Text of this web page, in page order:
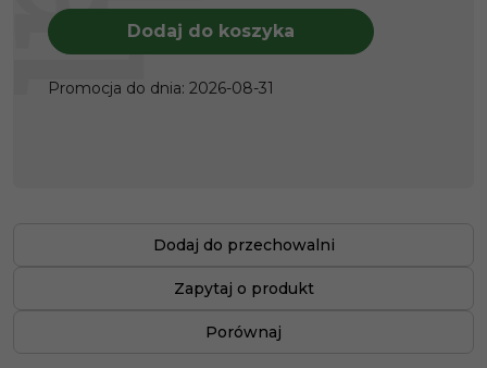
Dodaj do koszyka
Promocja do dnia: 2026-08-31
Dodaj do przechowalni
Zapytaj o produkt
Porównaj